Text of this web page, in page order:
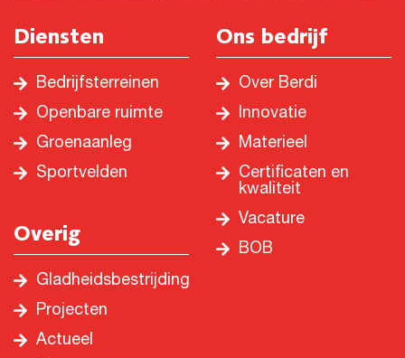
Diensten
Bedrijfsterreinen
Openbare ruimte
Groenaanleg
Sportvelden
Ons bedrijf
Over Berdi
Innovatie
Materieel
Certificaten en
kwaliteit
Vacature
BOB
Overig
Gladheidsbestrijding
Projecten
Actueel